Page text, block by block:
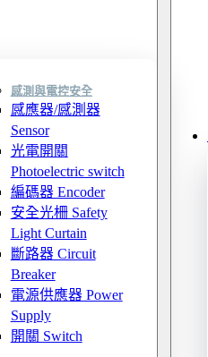
感測與電控安全
感應器/感測器
Sensor
光電開關
Photoelectric switch
編碼器 Encoder
安全光柵 Safety
Light Curtain
斷路器 Circuit
Breaker
電源供應器 Power
Supply
開關 Switch